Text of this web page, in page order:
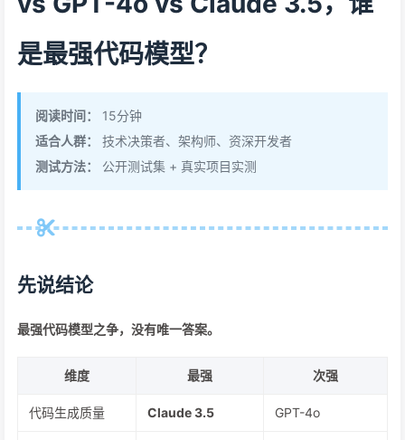
是最强代码模型？
阅读时间：
15分钟
适合人群：
技术决策者、架构师、资深开发者
测试方法：
公开测试集 + 真实项目实测
先说结论
最强代码模型之争，没有唯一答案。
维度 最强 次强
代码生成质量 Claude 3.5 GPT-4o